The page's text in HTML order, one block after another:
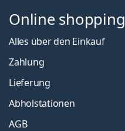
Online shopping
Alles über den Einkauf
Zahlung
Lieferung
Abholstationen
AGB